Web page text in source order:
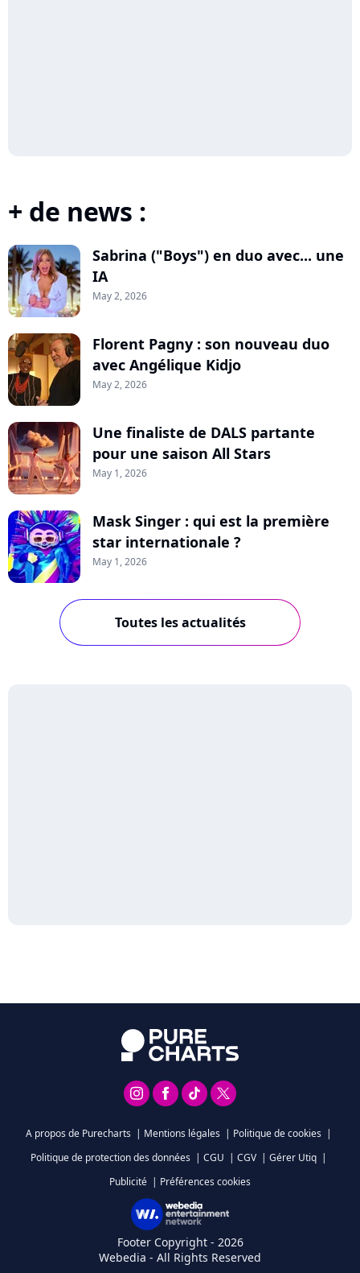
+ de news :
Sabrina ("Boys") en duo avec... une
IA
May 2, 2026
Florent Pagny : son nouveau duo
avec Angélique Kidjo
May 2, 2026
Une finaliste de DALS partante
pour une saison All Stars
May 1, 2026
Mask Singer : qui est la première
star internationale ?
May 1, 2026
Toutes les actualités
A propos de Purecharts | Mentions légales | Politique de cookies |
Politique de protection des données | CGU | CGV | Gérer Utiq |
Publicité | Préférences cookies
Footer Copyright - 2026
Webedia - All Rights Reserved